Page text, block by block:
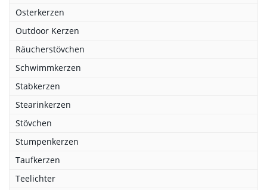
Osterkerzen
Outdoor Kerzen
Räucherstövchen
Schwimmkerzen
Stabkerzen
Stearinkerzen
Stövchen
Stumpenkerzen
Taufkerzen
Teelichter